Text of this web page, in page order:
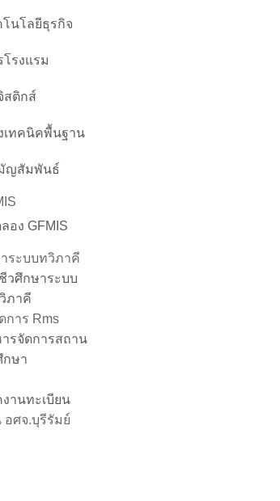
นโลยีธุรกิจ
รงแรม
สติกส์
เทคนิคพื้นฐาน
ญสัมพันธ์
อง GFMIS
ระบบทวิภาคี
การ Rms
อศจ.บุรีรัมย์